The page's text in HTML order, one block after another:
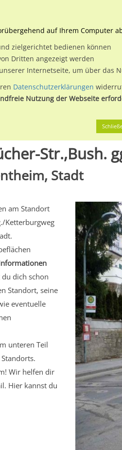
Planen & Buchen
Bad
Str.,Bush.
Stadt
am Standort
Ketterburgweg
dich schon
Standort, seine
eventuelle
unteren Teil
Wir helfen dir
Hier kannst du
auf Ihrem Computer
zielgerichtet bedienen können
Dritten angezeigt werden
Internetseite, um über das
Datenschutzerklärungen
Nutzung der Webseite